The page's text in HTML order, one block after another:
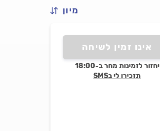
מיון
אינו זמין לשיחה
יחזור לזמינות מחר ב-18:00
תזכירו לי בSMS